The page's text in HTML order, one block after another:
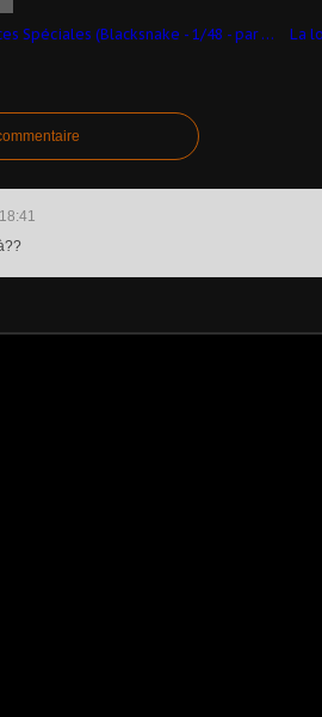
Acmat VLRA TPK 4.25 Forces Spéciales (Blacksnake - 1/48 - par Florent Vasseur) ​- suite 4